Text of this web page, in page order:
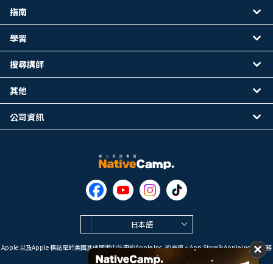
日本語
Apple 以及Apple 標誌是於美國其他國家中註冊的Apple Inc. 的商標。App Store為Apple Inc. 的服務
標誌。
指南
學習
搜尋講師
其他
公司資訊